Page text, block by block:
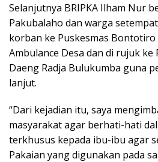
Selanjutnya BRIPKA Ilham Nur
Pakubalaho dan warga
korban ke Puskesmas
Ambulance Desa dan di rujuk ke
Daeng Radja Bulukumba guna
lanjut.
“Dari kejadian itu, saya
masyarakat agar berhati-hati
terkhusus kepada ibu-ibu agar
Pakaian yang digunakan pada